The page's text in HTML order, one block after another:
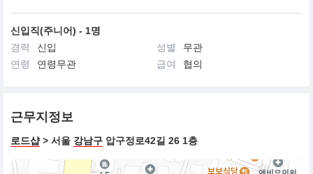
신입직(주니어) - 1명
경력
신입 성별
무관
연령
연령무관 급여 협의
근무지정보
로드샵> 서울 강남구 압구정로42길 26 1층